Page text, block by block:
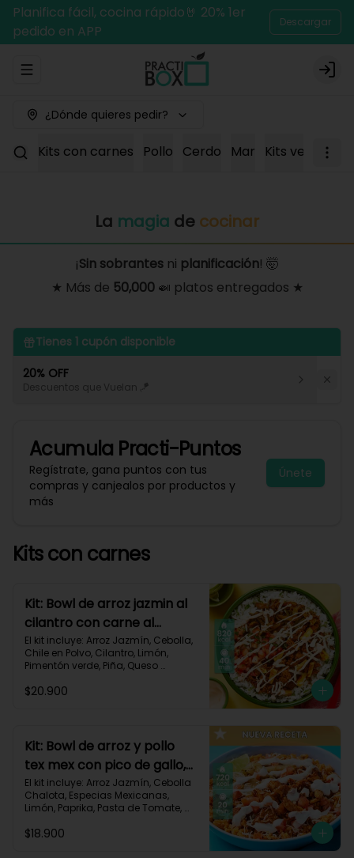
Planifica fácil, cocina rápido🤘 20% 1er
pedido en APP
Descargar
Abrir menu de navegación Login
¿Dónde quieres pedir?
Kits con carnes Pollo Cerdo Mar Kits
La magia de cocinar
¡Sin sobrantes ni planificación! 🤯
★ Más de 50,000🍛 platos entregados ★
Tienes 1 cupón disponible
20% OFF
Descuentos que Vuelan 🪁
Acumula Practi-Puntos
Regístrate, gana puntos con tus
compras y canjealos por productos y
más
Únete
Kits con carnes
Kit: Bowl de arroz jazmin al
cilantro con carne al
pastor y pico de gallo-84
El kit incluye: Arroz Jazmín, Cebolla,
Chile en Polvo, Cilantro, Limón,
Pimentón verde, Piña, Queso
(150g/p), Sour Cream, Tomate,
Grasas 46g | Proteínas 30g
$20.900
Kit: Bowl de arroz y pollo
tex mex con pico de gallo,
queso y sour cream-147
El kit incluye: Arroz Jazmín, Cebolla
Chalota, Especias Mexicanas,
Limón, Paprika, Pasta de Tomate,
Sour Cream, Tomate, Receta
$18.900